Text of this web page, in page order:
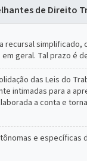
de Direito
recursal simplificado,
geral. Tal prazo é
das Leis do
intimadas para a
a conta e
e específicas